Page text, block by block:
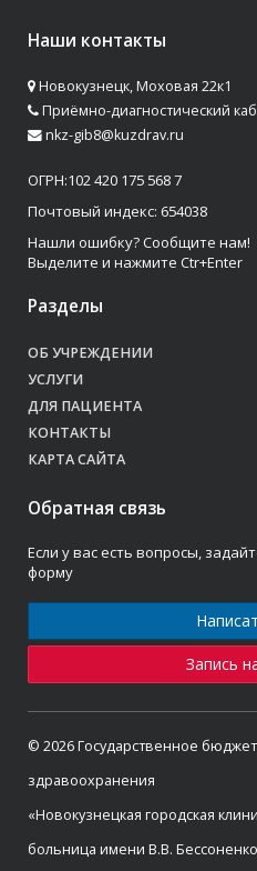
Наши контакты
Новокузнецк, Моховая 22к1
Приёмно-диагностический
nkz-gib8@kuzdrav.ru
ОГРН:102 420 175 568 7
Почтовый индекс: 654038
Нашли ошибку? Сообщите нам!
Выделите и нажмите Ctr+Enter
Разделы
ОБ УЧРЕЖДЕНИИ
УСЛУГИ
ДЛЯ ПАЦИЕНТА
КОНТАКТЫ
КАРТА САЙТА
Обратная связь
Если у вас есть вопросы,
форму
Запись
© 2026 Государственное
здравоохранения
«Новокузнецкая городская
больница имени В.В.